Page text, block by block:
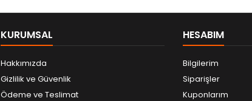
KURUMSAL
Hakkımızda
Gizlilik ve Güvenlik
Ödeme ve Teslimat
HESABIM
Bilgilerim
Siparişler
Kuponlarım